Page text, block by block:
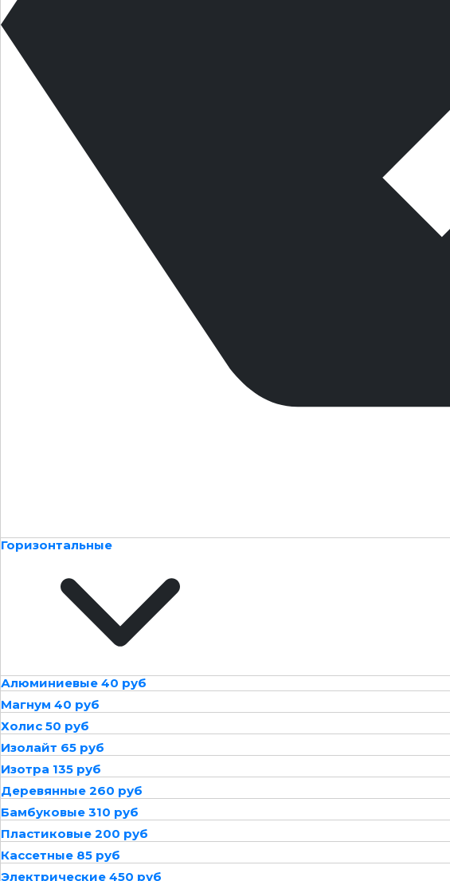
Горизонтальные
Алюминиевые 40 руб
Магнум 40 руб
Холис 50 руб
Изолайт 65 руб
Изотра 135 руб
Деревянные 260 руб
Бамбуковые 310 руб
Пластиковые 200 руб
Кассетные 85 руб
Электрические 450 руб